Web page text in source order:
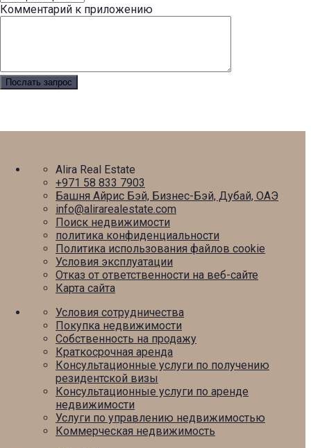
Комментарий к приложению
Alira Real Estate
+971 58 833 7903
Башня Айрис Бэй, Бизнес-Бэй, Дубай, ОАЭ
info@alirarealestate.com
Поиск недвижимости
политика конфиденциальности
Политика использования файлов cookie
Условия эксплуатации
Отказ от ответственности на веб-сайте
Карта сайта
Условия сотрудничества
Покупка недвижимости
Собственность на продажу
Краткосрочная аренда
Консультационные услуги по получению
резидентской визы
Консультационные услуги по аренде
недвижимости
Услуги по управлению недвижимостью
Коммерческая недвижимость